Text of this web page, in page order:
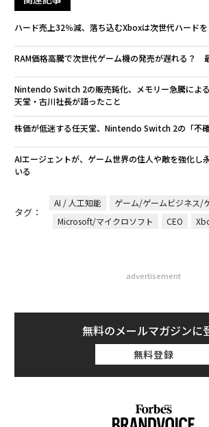
ハード売上32％減、落ち込むXboxは次世代ハード
RAM価格高騰で次世代ゲーム機の発売が遅れる？
Nintendo Switch 2の販売鈍化、メモリー急騰によ
天堂・古川社長が語ったこと
株価が低迷する任天堂、Nintendo Switch 2の「不
AIエージェントが、ゲーム世界の住人や敵を強化し
いる
タグ：
AI / 人工知能
ゲーム/ゲームビジネス/
Microsoft/マイクロソフト
CEO
advertisement
無料のメールマガジンに
無料登録